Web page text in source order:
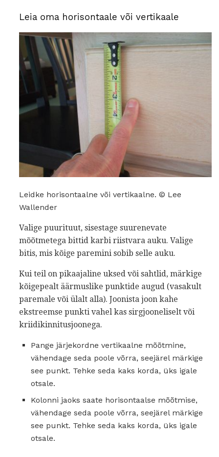
Leia oma horisontaale või vertikaale
Leidke horisontaalne või vertikaalne. © Lee
Wallender
Valige puurituut, sisestage suurenevate
mõõtmetega bittid karbi riistvara auku. Valige
bitis, mis kõige paremini sobib selle auku.
Kui teil on pikaajaline uksed või sahtlid, märkige
kõigepealt äärmuslike punktide augud (vasakult
paremale või ülalt alla). Joonista joon kahe
ekstreemse punkti vahel kas sirgjooneliselt või
kriidikinnitusjoonega.
Pange järjekordne vertikaalne mõõtmine,
vähendage seda poole võrra, seejärel märkige
see punkt. Tehke seda kaks korda, üks igale
otsale.
Kolonni jaoks saate horisontaalse mõõtmise,
vähendage seda poole võrra, seejärel märkige
see punkt. Tehke seda kaks korda, üks igale
otsale.